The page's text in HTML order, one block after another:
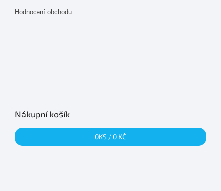
Hodnocení obchodu
Nákupní košík
0KS / 0 KČ